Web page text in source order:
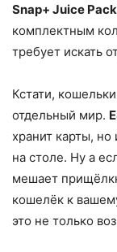
Snap+ Juice
комплектным
требует искать
Кстати,
отдельный мир.
хранит карты,
на столе. Ну а
мешает
кошелёк к
это не только